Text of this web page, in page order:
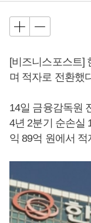
[비즈니스포스트]
며 적자로 전환했
14일 금융감독원
4년 2분기 순손실
익 89억 원에서